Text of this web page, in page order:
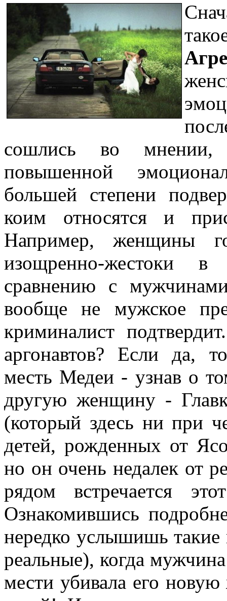
сошлись во мнении,
повышенной
большей степени
коим относятся и
Например, женщины
изощренно-жестоки
сравнению с
вообще не мужское
криминалист
аргонавтов? Если да,
месть Медеи - узнав о
другую женщину -
(который здесь ни при
детей, рожденных от
но он очень недалек от
рядом встречается
Ознакомившись
нередко услышишь
реальные), когда
мести убивала его